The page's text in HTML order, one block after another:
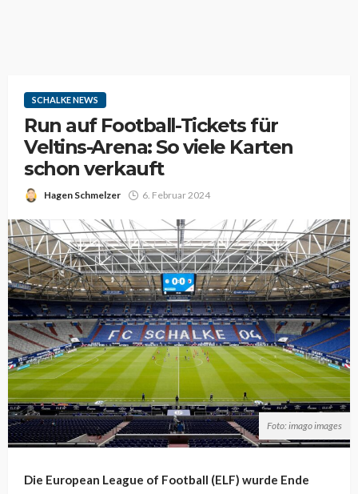
SCHALKE NEWS
Run auf Football-Tickets für
Veltins-Arena: So viele Karten
schon verkauft
Hagen Schmelzer 6. Februar 2024
Foto: imago images
Die European League of Football (ELF) wurde Ende